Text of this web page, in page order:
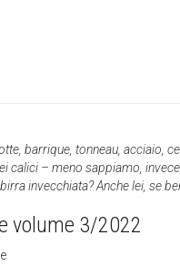
barrique, tonneau,
calici – meno sappiamo,
invecchiata? Anche lei, se
volume 3/2022